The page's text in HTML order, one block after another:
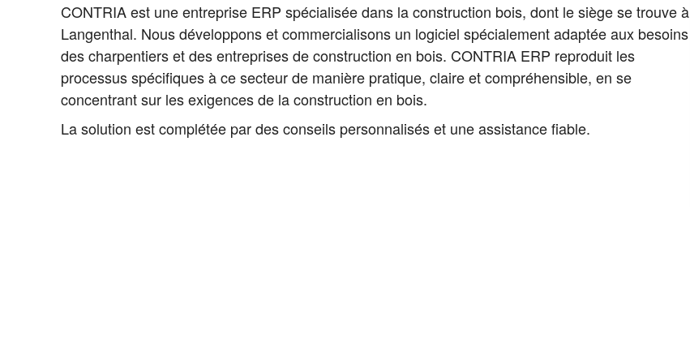
CONTRIA est une entreprise ERP spécialisée dans la construction bois, dont le siège se trouve à
Langenthal. Nous développons et commercialisons un logiciel spécialement adaptée aux besoins
des charpentiers et des entreprises de construction en bois. CONTRIA ERP reproduit les
processus spécifiques à ce secteur de manière pratique, claire et compréhensible, en se
concentrant sur les exigences de la construction en bois.
La solution est complétée par des conseils personnalisés et une assistance fiable.